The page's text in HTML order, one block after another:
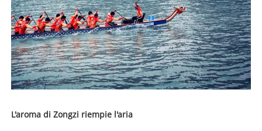
L'aroma di Zongzi riempie l'aria